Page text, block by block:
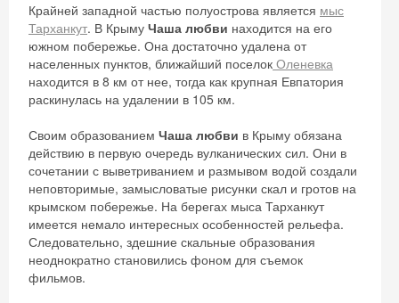
Крайней западной частью полуострова является мыс
Тарханкут. В Крыму Чаша любви находится на его
южном побережье. Она достаточно удалена от
населенных пунктов, ближайший поселок Оленевка
находится в 8 км от нее, тогда как крупная Евпатория
раскинулась на удалении в 105 км.
Своим образованием Чаша любви в Крыму обязана
действию в первую очередь вулканических сил. Они в
сочетании с выветриванием и размывом водой создали
неповторимые, замысловатые рисунки скал и гротов на
крымском побережье. На берегах мыса Тарханкут
имеется немало интересных особенностей рельефа.
Следовательно, здешние скальные образования
неоднократно становились фоном для съемок
фильмов.